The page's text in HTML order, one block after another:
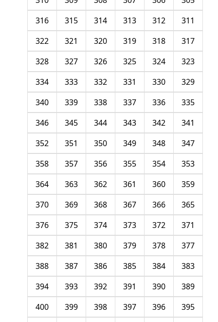
311
312
313
314
315
316
317
318
319
320
321
322
323
324
325
326
327
328
329
330
331
332
333
334
335
336
337
338
339
340
341
342
343
344
345
346
347
348
349
350
351
352
353
354
355
356
357
358
359
360
361
362
363
364
365
366
367
368
369
370
371
372
373
374
375
376
377
378
379
380
381
382
383
384
385
386
387
388
389
390
391
392
393
394
395
396
397
398
399
400